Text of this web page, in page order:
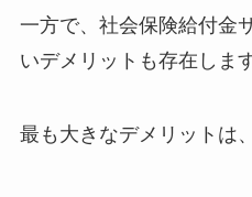
一方で、社会保険給付金
いデメリットも存在します
最も大きなデメリットは、